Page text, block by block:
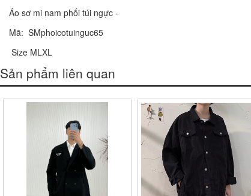
Áo sơ mi nam phối túi ngực -
Mã: SMphoicotuinguc65
Size MLXL
Sản phẩm liên quan